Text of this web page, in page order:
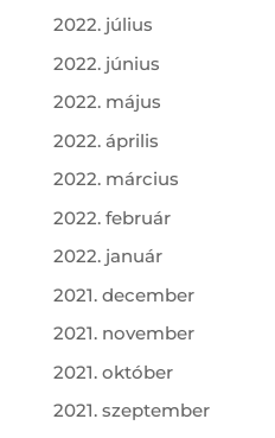
2022. július
2022. június
2022. május
2022. április
2022. március
2022. február
2022. január
2021. december
2021. november
2021. október
2021. szeptember